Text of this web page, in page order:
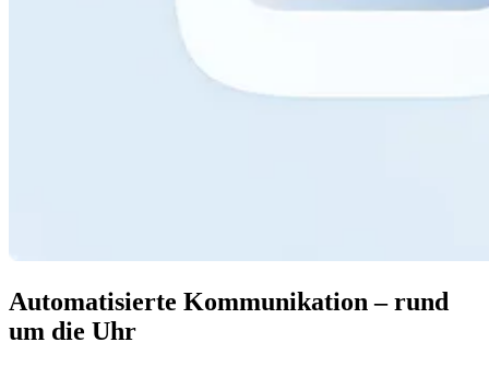
Automatisierte Kommunikation – rund
um die Uhr